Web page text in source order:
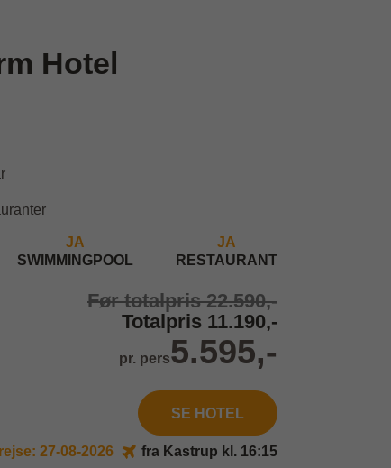
Hotel
JA
SWIMMINGPOOL
JA
RESTAURANT
Før totalpris 22.590,-
Totalpris 11.190,-
pr. pers5.595,-
SE HOTEL
27-08-2026 fra Kastrup kl. 16:15